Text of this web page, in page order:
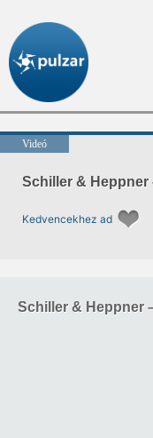
Videó
Schiller & Heppner
Kedvencekhez ad
Schiller & Heppner